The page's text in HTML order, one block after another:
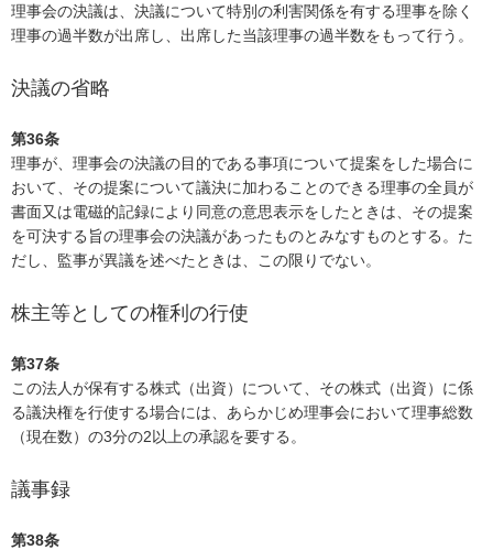
理事会の決議は、決議について特別の利害関係を有する理事を除く
理事の過半数が出席し、出席した当該理事の過半数をもって行う。
決議の省略
第36条
理事が、理事会の決議の目的である事項について提案をした場合に
おいて、その提案について議決に加わることのできる理事の全員が
書面又は電磁的記録により同意の意思表示をしたときは、その提案
を可決する旨の理事会の決議があったものとみなすものとする。た
だし、監事が異議を述べたときは、この限りでない。
株主等としての権利の行使
第37条
この法人が保有する株式（出資）について、その株式（出資）に係
る議決権を行使する場合には、あらかじめ理事会において理事総数
（現在数）の3分の2以上の承認を要する。
議事録
第38条